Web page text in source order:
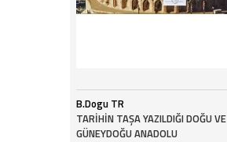
B.Dogu TR
TARİHİN TAŞA YAZILDIĞI DOĞU VE
GÜNEYDOĞU ANADOLU